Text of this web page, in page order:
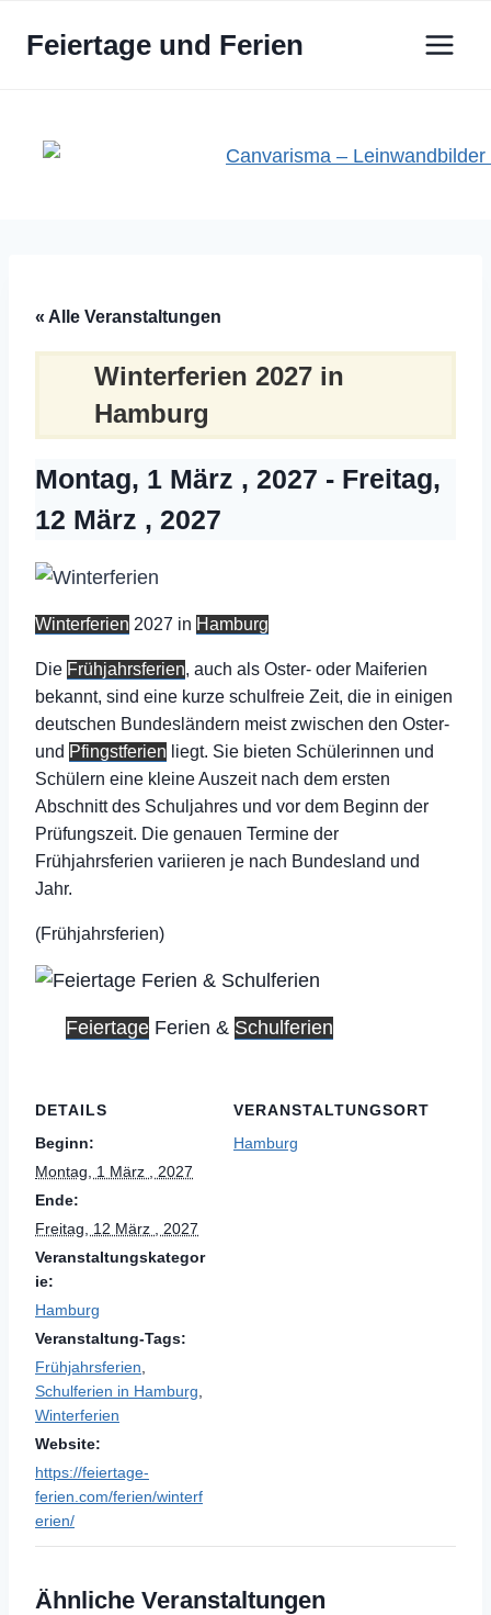
InhaltFeiertage und Ferien
« Alle Veranstaltungen
Winterferien 2027 in
Hamburg
Montag, 1 März , 2027 - Freitag,
12 März , 2027
Winterferien 2027 in Hamburg
Die Frühjahrsferien, auch als Oster- oder Maiferien
bekannt, sind eine kurze schulfreie Zeit, die in einigen
deutschen Bundesländern meist zwischen den Oster-
und Pfingstferien liegt. Sie bieten Schülerinnen und
Schülern eine kleine Auszeit nach dem ersten
Abschnitt des Schuljahres und vor dem Beginn der
Prüfungszeit. Die genauen Termine der
Frühjahrsferien variieren je nach Bundesland und
Jahr.
(Frühjahrsferien)
Feiertage Ferien & Schulferien
DETAILS
Beginn:
Montag, 1 März , 2027
Ende:
Freitag, 12 März , 2027
Veranstaltungskategor
ie:
Hamburg
Veranstaltung-Tags:
Frühjahrsferien
Schulferien in Hamburg
Winterferien
Website:
https://feiertage-
ferien.com/ferien/winterf
erien/
VERANSTALTUNGSORT
Hamburg
Ähnliche Veranstaltungen